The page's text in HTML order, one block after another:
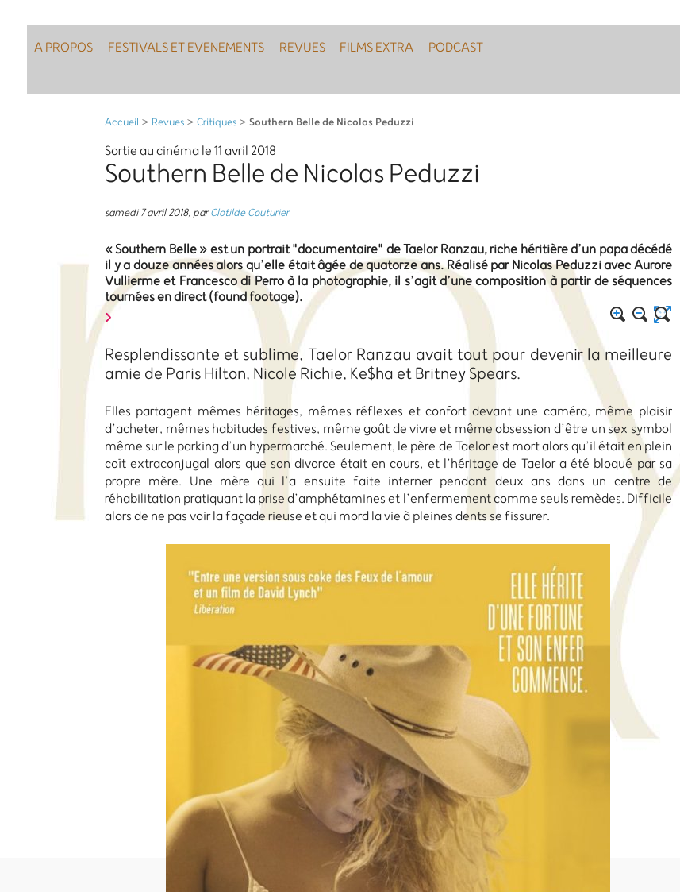
A PROPOS FESTIVALS ET EVENEMENTS REVUES FILMS EXTRA PODCAST
Accueil > Revues>Critiques>Southern Belle de Nicolas Peduzzi
Sortie au cinéma le 11 avril 2018
Southern Belle de Nicolas Peduzzi
samedi 7 avril 2018,parClotilde Couturier
« Southern Belle » est un portrait "documentaire" de Taelor Ranzau, riche héritière d’un papa décédé
il y a douze années alors qu’elle était âgée de quatorze ans. Réalisé par Nicolas Peduzzi avec Aurore
Vullierme et Francesco di Perro à la photographie, il s’agit d’une composition à partir de séquences
tournées en direct (found footage).
Resplendissante et sublime, Taelor Ranzau avait tout pour devenir la meilleure
amie de Paris Hilton, Nicole Richie, Ke$ha et Britney Spears.
Elles partagent mêmes héritages, mêmes réflexes et confort devant une caméra, même plaisir
d’acheter, mêmes habitudes festives, même goût de vivre et même obsession d’être un sex symbol
même sur le parking d’un hypermarché. Seulement, le père de Taelor est mort alors qu’il était en plein
coït extraconjugal alors que son divorce était en cours, et l’héritage de Taelor a été bloqué par sa
propre mère. Une mère qui l’a ensuite faite interner pendant deux ans dans un centre de
réhabilitation pratiquant la prise d’amphétamines et l’enfermement comme seuls remèdes. Difficile
alors de ne pas voir la façade rieuse et qui mord la vie à pleines dents se fissurer.